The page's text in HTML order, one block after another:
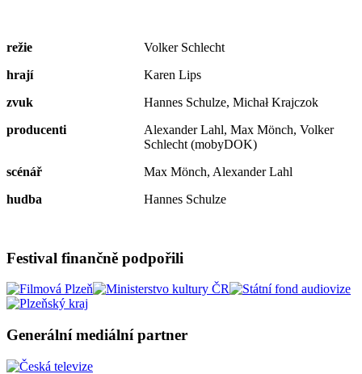
režie
Volker Schlecht
hrají
Karen Lips
zvuk
Hannes Schulze, Michał Krajczok
producenti
Alexander Lahl, Max Mönch, Volker
Schlecht (mobyDOK)
scénář
Max Mönch, Alexander Lahl
hudba
Hannes Schulze
Festival finančně podpořili
Generální mediální partner